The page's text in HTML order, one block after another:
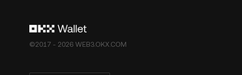
©2017 - 2026 WEB3.OKX.COM